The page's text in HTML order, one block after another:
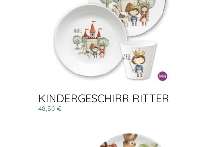
KINDERGESCHIRR RITTER
48,50 €